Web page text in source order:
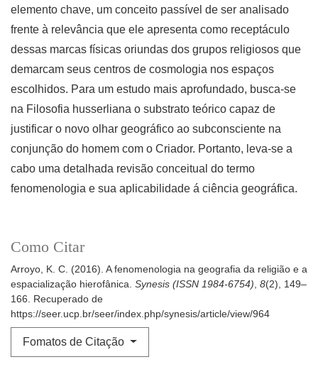
Como Citar
Arroyo, K. C. (2016). A fenomenologia na geografia da religião e a
espacialização hierofânica. Synesis (ISSN 1984-6754), 8(2), 149–
166. Recuperado de
https://seer.ucp.br/seer/index.php/synesis/article/view/964
Fomatos de Citação
elemento chave, um conceito passível de ser analisado
frente à relevância que ele apresenta como receptáculo
dessas marcas físicas oriundas dos grupos religiosos que
demarcam seus centros de cosmologia nos espaços
escolhidos. Para um estudo mais aprofundado, busca-se
na Filosofia husserliana o substrato teórico capaz de
justificar o novo olhar geográfico ao subconsciente na
conjunção do homem com o Criador. Portanto, leva-se a
cabo uma detalhada revisão conceitual do termo
fenomenologia e sua aplicabilidade á ciência geográfica.